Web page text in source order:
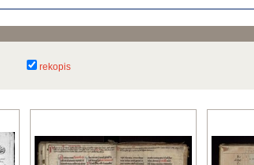
rekopis